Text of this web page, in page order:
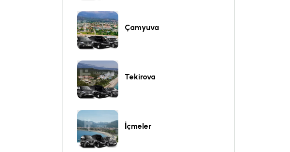
Çamyuva
Tekirova
İçmeler